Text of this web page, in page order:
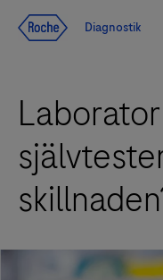
Diagnostik